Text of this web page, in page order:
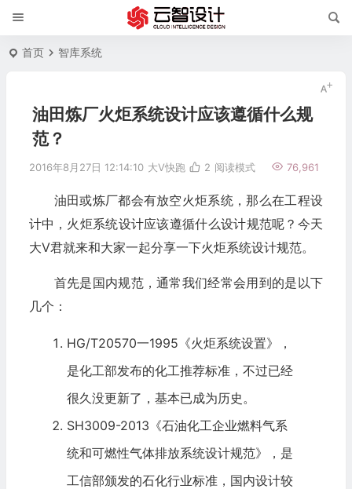
首页 智库系统
油田炼厂火炬系统设计应该遵循什么规
范？
2016年8月27日 12:14:10 大V快跑 76,961
2 阅读模式
油田或炼厂都会有放空火炬系统，那么在工程设
计中，火炬系统设计应该遵循什么设计规范呢？今天
大V君就来和大家一起分享一下火炬系统设计规范。
首先是国内规范，通常我们经常会用到的是以下
几个：
HG/T20570一1995《火炬系统设置》，
是化工部发布的化工推荐标准，不过已经
很久没更新了，基本已成为历史。
SH3009-2013《石油化工企业燃料气系
统和可燃性气体排放系统设计规范》，是
工信部颁发的石化行业标准，国内设计较